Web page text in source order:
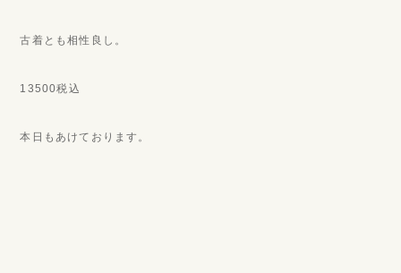
古着とも相性良し。
13500税込
本日もあけております。